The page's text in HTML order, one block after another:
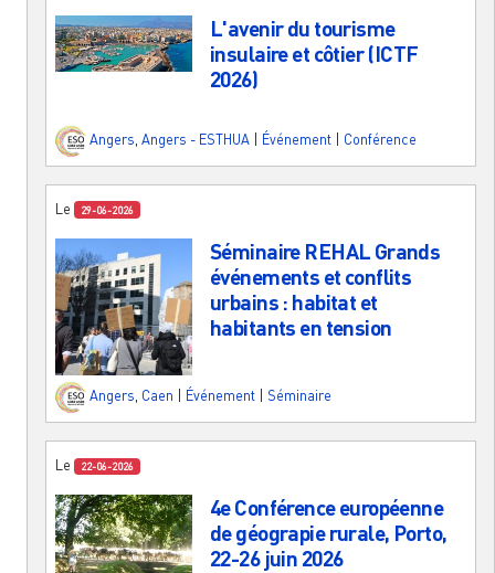
L'avenir du tourisme
insulaire et côtier (ICTF
2026)
Angers Angers - ESTHUA Événement Conférence
Le 29-06-2026
Séminaire REHAL Grands
événements et conflits
urbains : habitat et
habitants en tension
Angers Caen Événement Séminaire
Le 22-06-2026
4e Conférence européenne
de géograpie rurale, Porto,
22-26 juin 2026